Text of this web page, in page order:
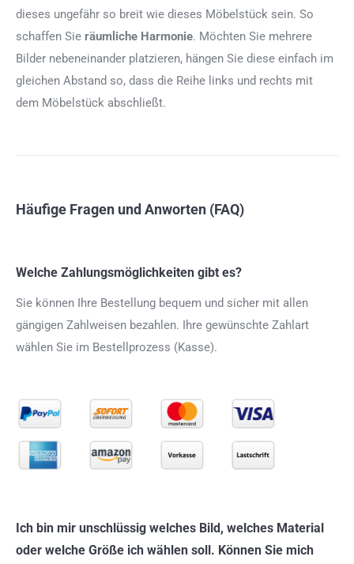
dieses ungefähr so breit wie dieses Möbelstück sein. So
schaffen Sie räumliche Harmonie. Möchten Sie mehrere
Bilder nebeneinander platzieren, hängen Sie diese einfach im
gleichen Abstand so, dass die Reihe links und rechts mit
dem Möbelstück abschließt.
Häufige Fragen und Anworten (FAQ)
Welche Zahlungsmöglichkeiten gibt es?
Sie können Ihre Bestellung bequem und sicher mit allen
gängigen Zahlweisen bezahlen. Ihre gewünschte Zahlart
wählen Sie im Bestellprozess (Kasse).
Ich bin mir unschlüssig welches Bild, welches Material
oder welche Größe ich wählen soll. Können Sie mich